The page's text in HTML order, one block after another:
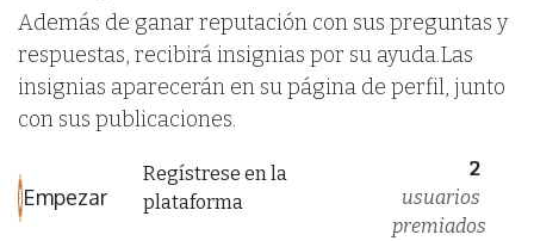
Además de ganar reputación con sus preguntas y
respuestas, recibirá insignias por su ayuda.Las
insignias aparecerán en su página de perfil, junto
con sus publicaciones.
Empezar
Regístrese en la
plataforma
2
usuarios
premiados